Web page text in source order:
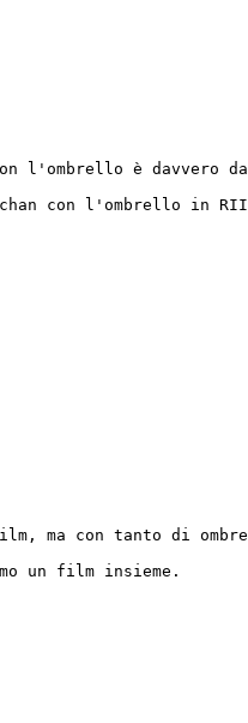
l'ombrello è davvero
con l'ombrello in
ma con tanto di
un film insieme.